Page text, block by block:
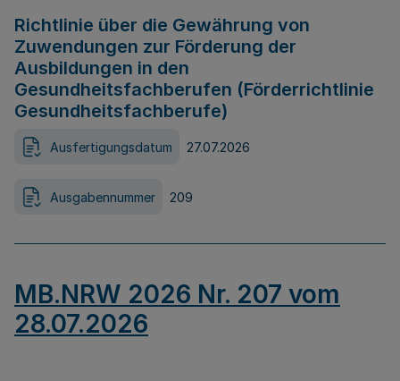
Richtlinie über die Gewährung von
Zuwendungen zur Förderung der
Ausbildungen in den
Gesundheitsfachberufen (Förderrichtlinie
Gesundheitsfachberufe)
Ausfertigungsdatum 27.07.2026
Ausgabennummer 209
MB.NRW 2026 Nr. 207 vom
28.07.2026